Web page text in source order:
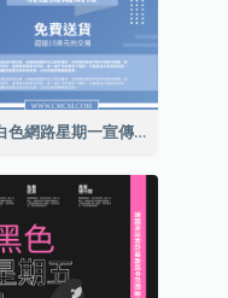
藍白色網路星期一宣傳單張